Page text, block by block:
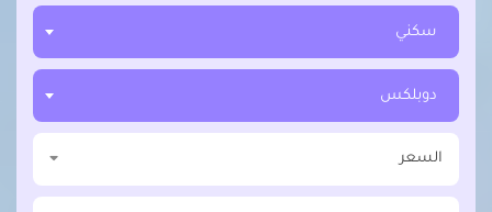
سكني
دوبلكس
السعر